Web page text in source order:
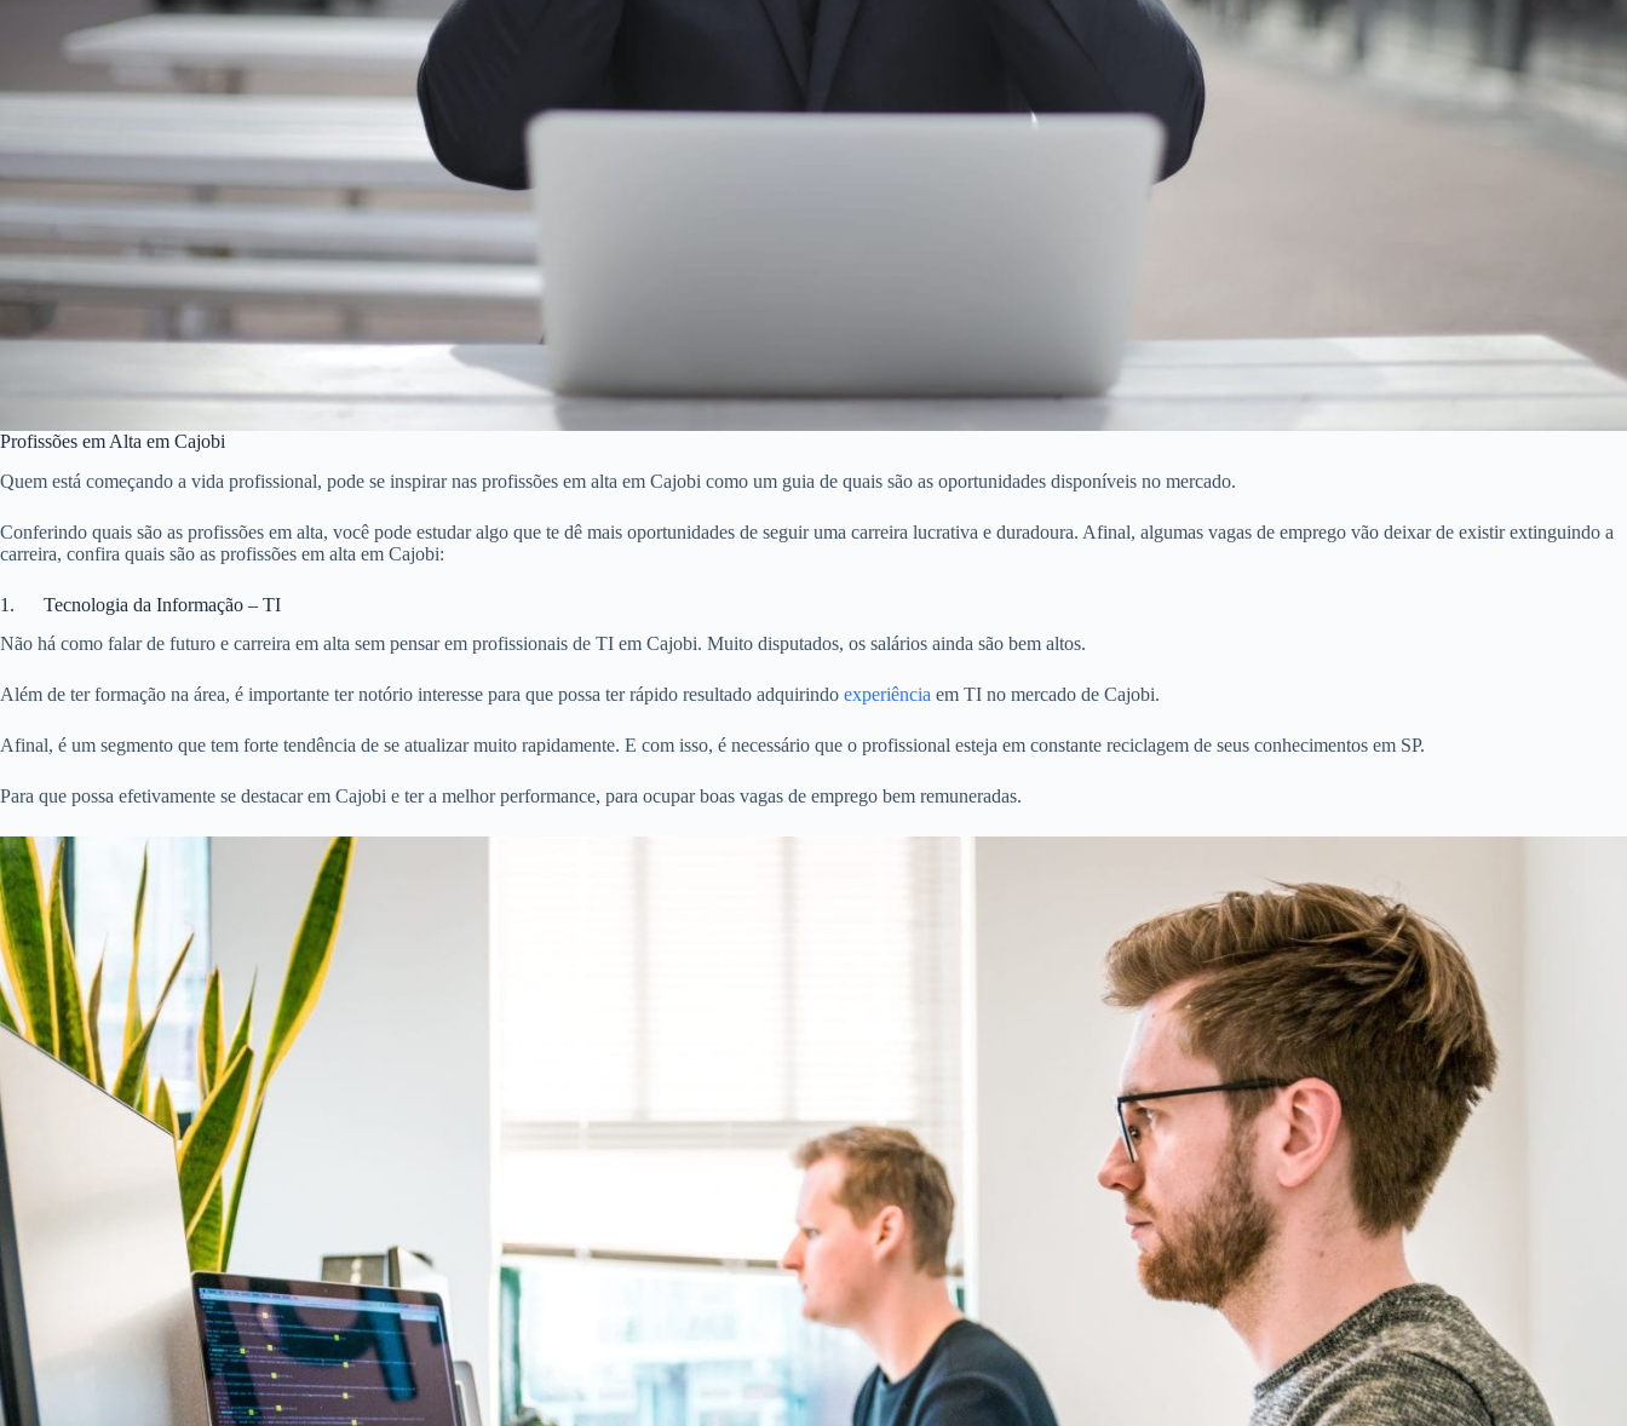
Profissões em Alta em Cajobi
Quem está começando a vida profissional, pode se inspirar nas profissões em alta em Cajobi como um guia de quais são as oportunidades disponíveis no mercado.
Conferindo quais são as profissões em alta, você pode estudar algo que te dê mais oportunidades de seguir uma carreira lucrativa e duradoura. Afinal, algumas vagas de emprego vão deixar de existir extinguindo a
carreira, confira quais são as profissões em alta em Cajobi:
1. Tecnologia da Informação – TI
Não há como falar de futuro e carreira em alta sem pensar em profissionais de TI em Cajobi. Muito disputados, os salários ainda são bem altos.
Além de ter formação na área, é importante ter notório interesse para que possa ter rápido resultado adquirindo experiência em TI no mercado de Cajobi.
Afinal, é um segmento que tem forte tendência de se atualizar muito rapidamente. E com isso, é necessário que o profissional esteja em constante reciclagem de seus conhecimentos em SP.
Para que possa efetivamente se destacar em Cajobi e ter a melhor performance, para ocupar boas vagas de emprego bem remuneradas.